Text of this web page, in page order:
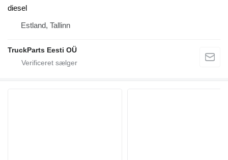
diesel
Estland, Tallinn
TruckParts Eesti OÜ